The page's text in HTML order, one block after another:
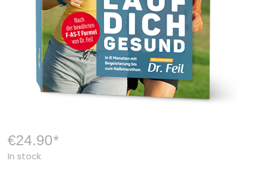
€24.90*
In stock